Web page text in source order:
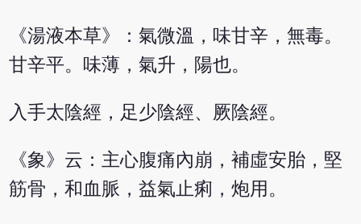
《湯液本草》：氣微溫，味甘辛，無毒。
甘辛平。味薄，氣升，陽也。
入手太陰經，足少陰經、厥陰經。
《象》云：主心腹痛內崩，補虛安胎，堅
筋骨，和血脈，益氣止痢，炮用。